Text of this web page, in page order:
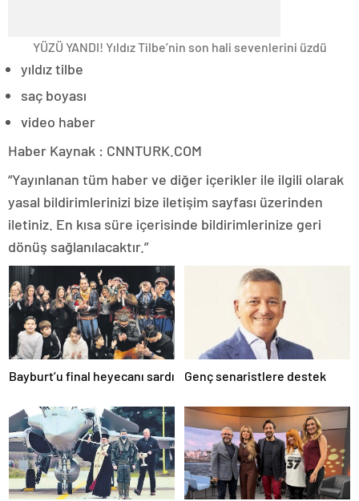
YÜZÜ YANDI! Yıldız Tilbe’nin son hali sevenlerini üzdü
yıldız tilbe
saç boyası
video haber
Haber Kaynak : CNNTURK.COM
“Yayınlanan tüm haber ve diğer içerikler ile ilgili olarak
yasal bildirimlerinizi bize iletişim sayfası üzerinden
iletiniz. En kısa süre içerisinde bildirimlerinize geri
dönüş sağlanılacaktır.”
Bayburt’u final heyecanı sardı Genç senaristlere destek